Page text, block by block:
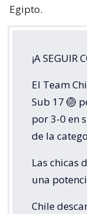
Egipto.
¡A SEGUIR
El Team
Sub 17 🏐
por 3-0 en
de la
Las chicas
una
Chile